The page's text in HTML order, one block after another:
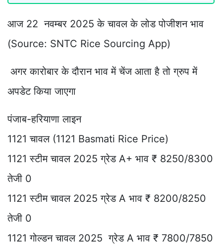
आज 22 नवम्बर 2025 के चावल के लोड पोजीशन भाव
(Source: SNTC Rice Sourcing App)
अगर कारोबार के दौरान भाव में चेंज आता है तो ग्रुप में
अपडेट किया जाएगा
पंजाब-हरियाणा लाइन
1121 चावल (1121 Basmati Rice Price)
1121 स्टीम चावल 2025 ग्रेड A+ भाव ₹ 8250/8300
तेजी 0
1121 स्टीम चावल 2025 ग्रेड A भाव ₹ 8200/8250
तेजी 0
1121 गोल्डन चावल 2025 ग्रेड A भाव ₹ 7800/7850